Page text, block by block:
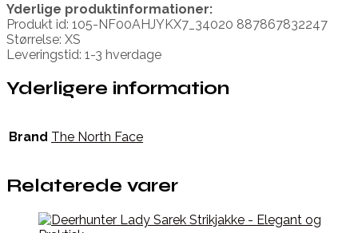
Yderlige produktinformationer:
Produkt id: 105-NF00AHJYKX7_34020 887867832247
Størrelse: XS
Leveringstid: 1-3 hverdage
Yderligere information
Brand The North Face
Relaterede varer